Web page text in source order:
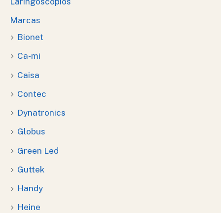
Marcas
Bionet
Ca-mi
Caisa
Contec
Dynatronics
Globus
Green Led
Guttek
Handy
Heine